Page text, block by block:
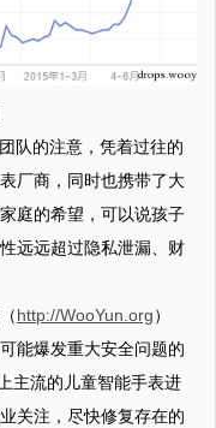
队的注意，凭着过往的
厂商，同时也携带了大
庭的希望，可以说孩子
远远超过隐私泄漏、财
http://WooYun.org）
能爆发重大安全问题的
主流的儿童智能手表进
关注，尽快修复存在的